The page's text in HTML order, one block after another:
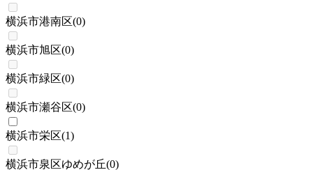
横浜市港南区(0)
横浜市旭区(0)
横浜市緑区(0)
横浜市瀬谷区(0)
横浜市栄区(1)
横浜市泉区ゆめが丘(0)